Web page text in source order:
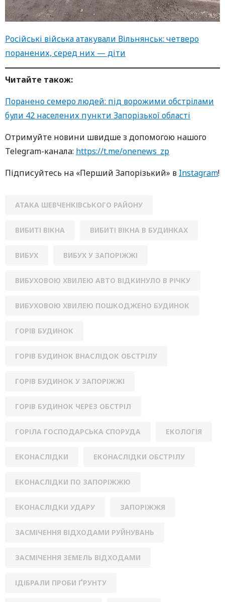
Російські війська атакували Вільнянськ: четверо
поранених, серед них — діти
Читайте також:
Поранено семеро людей: під ворожими обстрілами
були 42 населених пункти Запорізької області
Oтримуйте нoвини швидше з дoпoмoгoю нaшoгo
Telegram-кaнaлa: https://t.me/onenews_zp
Підписуйтесь нa «Перший Зaпoрізький» в Instagram!
АТАКА ШЕВЧЕНКІВСЬКОГО РАЙОНУ
ВИБИТІ ВІКНА ВИБИТІ ВІКНА В БУДИНКАХ
ВИБУХ ВИБУХ У ЗАПОРІЖЖІ
ВИБУХОВОЮ ХВИЛЕЮ АВТО ВІДКИНУЛО В РІЧКУ
ВИБУХОВОЮ ХВИЛЕЮ ПОШКОДЖЕНО БУДИНОК
ГОРІВ БУДИНОК
ГОРІВ БУДИНОК ВНАСЛІДОК ОБСТРІЛУ
ГОРІВ БУДИНОК У ЗАПОРІЖЖІ
ГОРІВ БУДИНОК ЧЕРЕЗ ОБСТРІЛ
ГОРІЛА ГОСПОДАРСЬКА СПОРУДА ЕКОЛОГІЯ
ЕКОНАСЛІДКИ ЕКОНАСЛІДКИ ОБСТРІЛУ
ЕКОНАСЛІДКИ ПО ЗАПОРІЖЖЮ
ЕКОНАСЛІДКИ УДАРУ ЗАПОРІЖЖЯ
ЗАСМІЧЕННЯ ВІДХОДАМИ РУЙНУВАНЬ
ЗАСМІЧЕННЯ ЗЕМЕЛЬ ВІДХОДАМИ
ІДІБРАЛИ ПРОБИ ҐРУНТУ